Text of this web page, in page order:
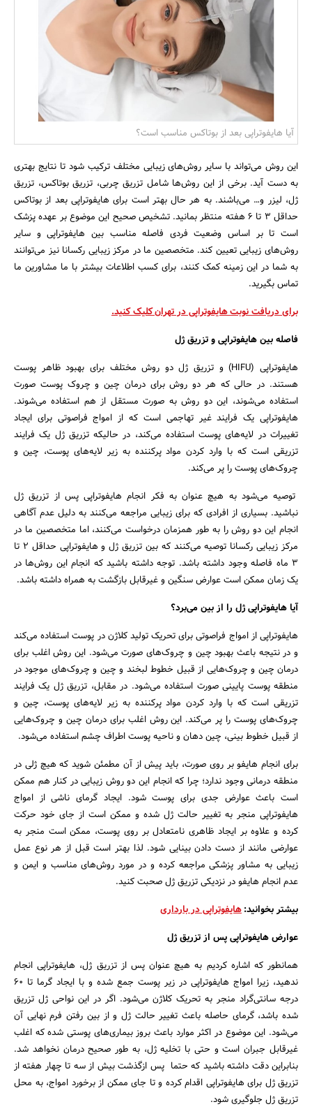
بانک، بیمه و سرمایه
مسکن و ساختمان
آیا هایفوتراپی بعد از بوتاکس مناسب است؟
این روش می‌تواند با سایر روش‌های زیبایی مختلف ترکیب شود تا نتایج بهتری
به دست آید. برخی از این روش‌ها شامل تزریق چربی، تزریق بوتاکس، تزریق
ژل، لیزر و… می‌باشند. به هر حال بهتر است برای هایفوتراپی بعد از بوتاکس
حداقل 3 تا 6 هفته منتظر بمانید. تشخیص صحیح این موضوع بر عهده پزشک
است تا بر اساس وضعیت فردی فاصله مناسب بین هایفوتراپی و سایر
روش‌های زیبایی تعیین کند. متخصصین ما در مرکز زیبایی رکسانا نیز می‌توانند
به شما در این زمینه کمک کنند، برای کسب اطلاعات بیشتر با ما مشاورین ما
تماس بگیرید.
برای دریافت نوبت هایفوتراپی در تهران کلیک کنید.
فاصله بین هایفوتراپی و تزریق ژل
هایفوتراپی (HIFU) و تزریق ژل دو روش مختلف برای بهبود ظاهر پوست
هستند. در حالی که هر دو روش برای درمان چین و چروک پوست صورت
استفاده می‌شوند، این دو روش به صورت مستقل از هم استفاده می‌شوند.
هایفوتراپی یک فرایند غیر تهاجمی ‌است که از امواج فراصوتی برای ایجاد
تغییرات در لایه‌های پوست استفاده می‌کند، در حالیکه تزریق ژل یک فرایند
تزریقی است که با وارد کردن مواد پرکننده به زیر لایه‌های پوست، چین و
چروک‌های پوست را پر می‌کند.
توصیه می‌شود به هیچ عنوان به فکر انجام هایفوتراپی پس از تزریق ژل
نباشید. بسیاری از افرادی که برای زیبایی مراجعه می‌کنند به دلیل عدم آگاهی
انجام این دو روش را به طور همزمان درخواست می‌کنند، اما متخصصین ما در
مرکز زیبایی رکسانا توصیه می‌کنند که بین تزریق ژل و هایفوتراپی حداقل 2 تا
3 ماه فاصله وجود داشته باشد. توجه داشته باشید که انجام این روش‌ها در
یک زمان ممکن است عوارض سنگین و غیرقابل بازگشت به همراه داشته باشد.
آیا هایفوتراپی ژل را از بین می‌برد؟
هایفوتراپی از امواج فراصوتی برای تحریک تولید کلاژن در پوست استفاده می‌کند
و در نتیجه باعث بهبود چین و چروک‌های صورت می‌شود. این روش اغلب برای
درمان چین و چروک‌هایی از قبیل خطوط لبخند و چین و چروک‌های موجود در
منطقه پوست پایینی صورت استفاده می‌شود. در مقابل، تزریق ژل یک فرایند
تزریقی است که با وارد کردن مواد پرکننده به زیر لایه‌های پوست، چین و
چروک‌های پوست را پر می‌کند. این روش اغلب برای درمان چین و چروک‌هایی
از قبیل خطوط بینی، چین دهان و ناحیه پوست اطراف چشم استفاده می‌شود.
برای انجام ‌هایفو بر روی صورت، باید پیش از آن مطمئن شوید که هیچ ژلی در
منطقه درمانی وجود ندارد؛ چرا که انجام این دو روش زیبایی در کنار هم ممکن
است باعث عوارض جدی برای پوست شود. ایجاد گرمای ناشی از امواج
هایفوتراپی منجر به تغییر حالت ژل شده و ممکن است از جای خود حرکت
کرده و علاوه بر ایجاد ظاهری نامتعادل بر روی پوست، ممکن است منجر به
عوارضی مانند از دست دادن بینایی شود. لذا بهتر است قبل از هر نوع عمل
زیبایی به مشاور پزشکی مراجعه کرده و در مورد روش‌های مناسب و ایمن و
عدم انجام هایفو در نزدیکی تزریق ژل صحبت کنید.
بیشتر بخوانید:هایفوتراپی در بارداری
عوارض هایفوتراپی پس از تزریق ژل
همانطور که اشاره کردیم به هیچ عنوان پس از تزریق ژل، هایفوتراپی انجام
ندهید، زیرا امواج هایفوتراپی در زیر پوست جمع شده و با ایجاد گرما تا 60
درجه سانتی‌گراد منجر به تحریک کلاژن می‌شود. اگر در این نواحی ژل تزریق
شده باشد، گرمای حاصله باعث تغییر حالت ژل و از بین رفتن فرم نهایی آن
می‌شود. این موضوع در اکثر موارد باعث بروز بیماری‌های پوستی شده که اغلب
غیرقابل جبران است و حتی با تخلیه ژل، به طور صحیح درمان نخواهد شد.
بنابراین دقت داشته باشید که حتما پس ازگذشت بیش از سه تا چهار هفته از
تزریق ژل برای هایفوتراپی اقدام کرده و تا جای ممکن از برخورد امواج، به محل
تزریق ژل جلوگیری شود.